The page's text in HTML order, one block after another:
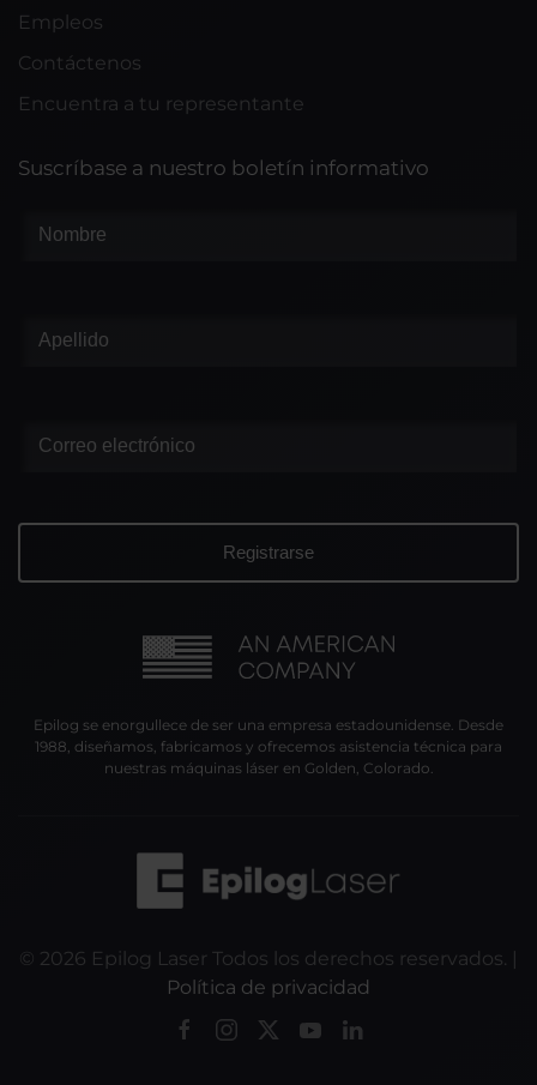
Empleos
Contáctenos
Encuentra a tu representante
Suscríbase a nuestro boletín informativo
Epilog se enorgullece de ser una empresa estadounidense. Desde
1988, diseñamos, fabricamos y ofrecemos asistencia técnica para
nuestras máquinas láser en Golden, Colorado.
© 2026 Epilog Laser Todos los derechos reservados. |
Política de privacidad